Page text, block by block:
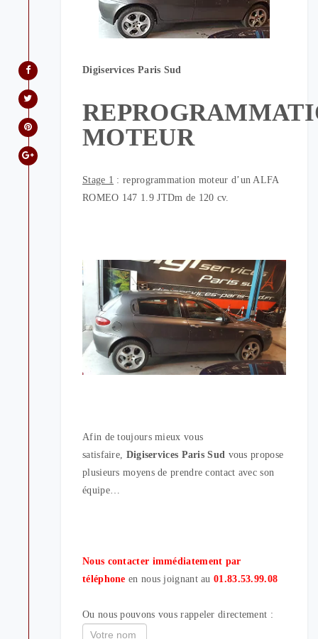
Digiservices Paris Sud
MOTEUR
Stage 1 : reprogrammation moteur d’un ALFA
ROMEO 147 1.9 JTDm de 120 cv.
Afin de toujours mieux vous
satisfaire, Digiservices Paris Sud vous propose
plusieurs moyens de prendre contact avec son
équipe…
Nous contacter immédiatement par
téléphone en nous joignant au 01.83.53.99.08
Ou nous pouvons vous rappeler directement :
If